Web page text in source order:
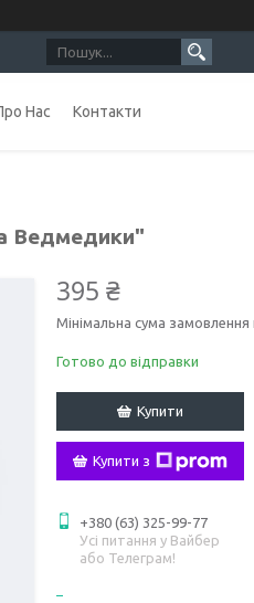
Нас Контакти
Ведмедики"
395 ₴
Мінімальна сума
Готово до відправки
Купити
Купити з
+380 (63) 325-99-77
Усі питання у Вайбер
або Телеграм!